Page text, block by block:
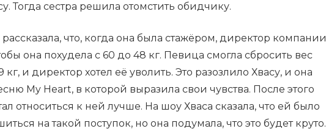
Тогда сестра решила отомстить обидчику.
рассказала, что, когда она была стажёром, директор компании
она похудела с 60 до 48 кг. Певица смогла сбросить вес
кг, и директор хотел её уволить. Это разозлило Хвасу, и она
My Heart, в которой выразила свои чувства. После этого
относиться к ней лучше. На шоу Хваса сказала, что ей было
на такой поступок, но она подумала, что это будет круто.